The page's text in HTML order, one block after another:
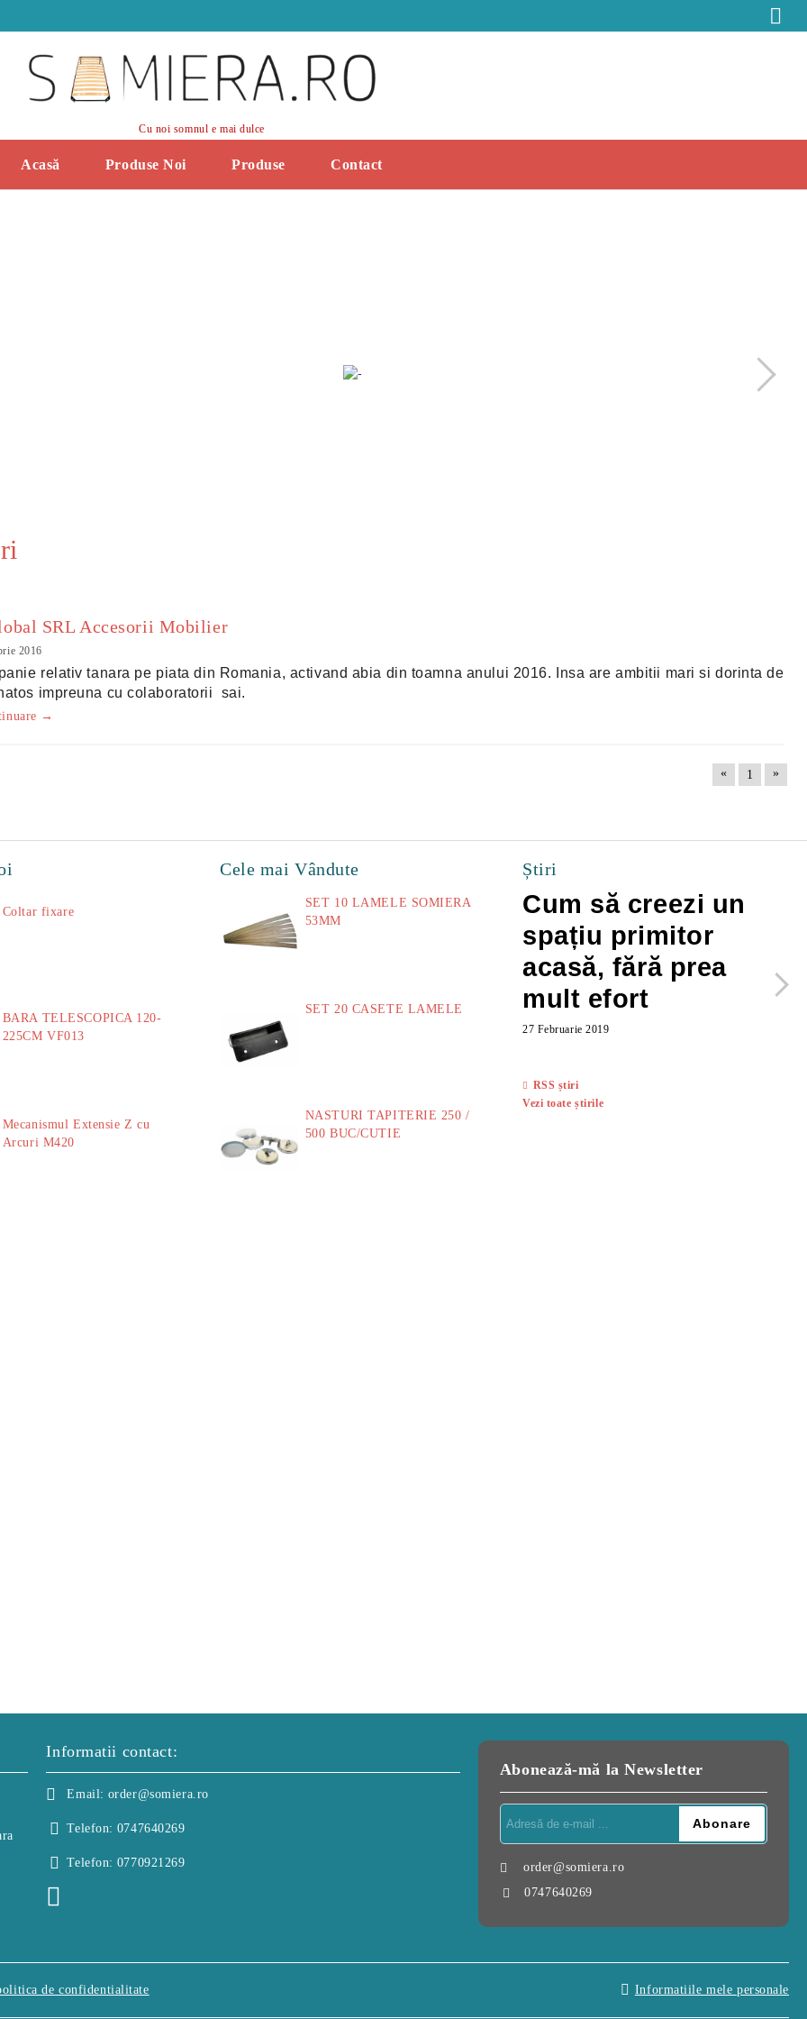
Cu noi somnul e mai dulce
Acasă Produse Noi Produse Contact
SRL Accesorii Mobilier
2016
relativtanara pe piata din Romania, activand abia din toamna anului 2016. Insa are ambitii mari si dorinta de
impreuna cu colaboratorii sai.
→
« 1 »
Coltar fixare
BARA TELESCOPICA 120-
225CM VF013
Mecanismul Extensie Z cu
Arcuri M420
Cele mai Vândute
SET 10 LAMELE SOMIERA
53MM
SET 20 CASETE LAMELE
NASTURI TAPITERIE 250 /
500 BUC/CUTIE
Știri
Cum să creezi un
spațiu primitor
acasă, fără prea
mult efort
27 Februarie 2019
RSS știri
Vezi toate știrile
Informatii contact:
Email: order@somiera.ro
Telefon: 0747640269
Telefon: 0770921269
Abonează-mă la Newsletter
order@somiera.ro
0747640269
de confidentialitate Informatiile mele personale